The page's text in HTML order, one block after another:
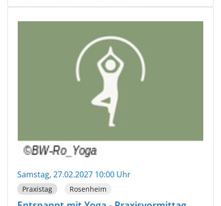
Samstag, 27.02.2027 10:00 Uhr
Praxistag Rosenheim